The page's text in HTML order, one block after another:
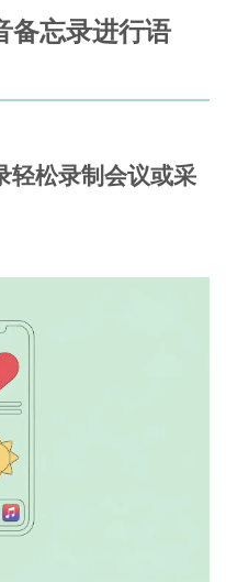
忘录进行语
松录制会议或采